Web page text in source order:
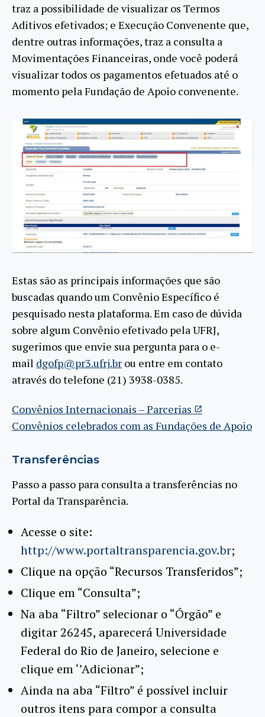
traz a possibilidade de visualizar os Termos
Aditivos efetivados; e Execução Convenente que,
dentre outras informações, traz a consulta a
Movimentações Financeiras, onde você poderá
visualizar todos os pagamentos efetuados até o
momento pela Fundação de Apoio convenente.
Estas são as principais informações que são
buscadas quando um Convênio Específico é
pesquisado nesta plataforma. Em caso de dúvida
sobre algum Convênio efetivado pela UFRJ,
sugerimos que envie sua pergunta para o e-
mail dgofp@pr3.ufrj.br ou entre em contato
através do telefone (21) 3938-0385.
Convênios Internacionais – Parcerias
Convênios celebrados com as Fundações de Apoio
Transferências
Passo a passo para consulta a transferências no
Portal da Transparência.
Acesse o site:
http://www.portaltransparencia.gov.br;
Clique na opção “Recursos Transferidos”;
Clique em “Consulta”;
Na aba “Filtro” selecionar o “Órgão” e
digitar 26245, aparecerá Universidade
Federal do Rio de Janeiro, selecione e
clique em ‘’Adicionar”;
Ainda na aba “Filtro” é possível incluir
outros itens para compor a consulta